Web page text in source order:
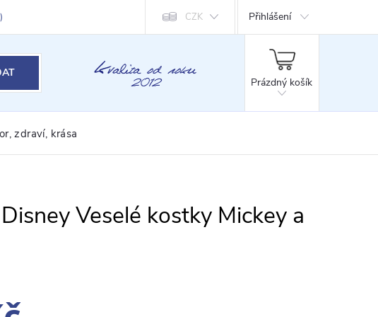
CZK Přihlášení
NÁKUPNÍ
Prázdný košík
zdraví, krása
Veselé kostky Mickey a